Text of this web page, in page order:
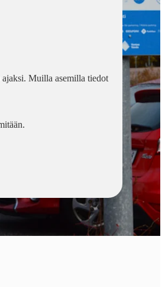
Muilla asemilla tiedot